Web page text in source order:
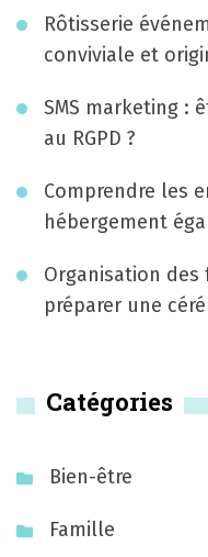
i
n
Rôtisserie
conviviale et
SMS marketing :
au RGPD ?
Comprendre les
hébergement
Organisation
préparer une
Catégories
Bien-être
Famille